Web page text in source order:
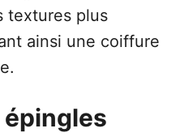
textures plus
ainsi une coiffure
épingles